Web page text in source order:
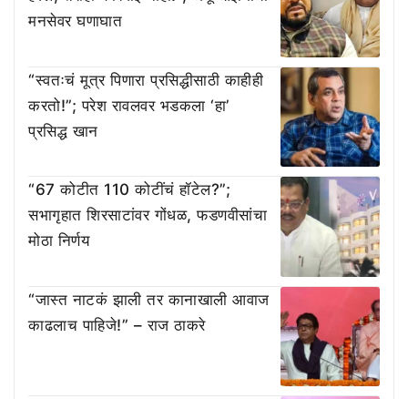
मनसेवर घणाघात
“स्वतःचं मूत्र पिणारा प्रसिद्धीसाठी काहीही
करतो!”; परेश रावलवर भडकला ‘हा’
प्रसिद्ध खान
“67 कोटीत 110 कोटींचं हॉटेल?”;
सभागृहात शिरसाटांवर गोंधळ, फडणवीसांचा
मोठा निर्णय
“जास्त नाटकं झाली तर कानाखाली आवाज
काढलाच पाहिजे!” – राज ठाकरे